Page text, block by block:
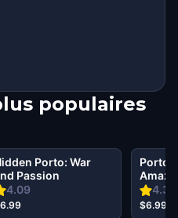
populaires
4.09
Porto: War
Passion
4.33
Fresh
$6.99